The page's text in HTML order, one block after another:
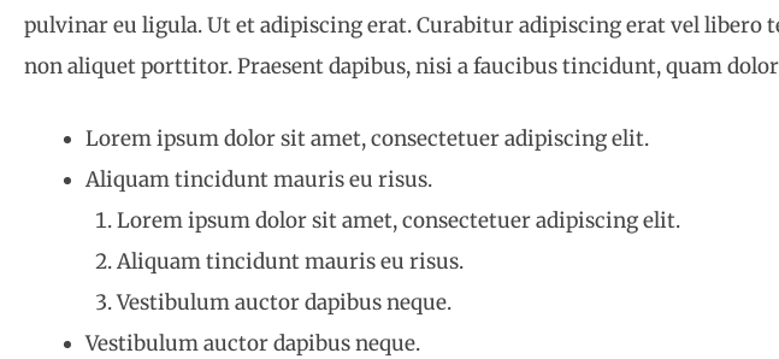
pulvinar eu ligula. Ut et adipiscing erat. Curabitur adipiscing erat vel
non aliquet porttitor. Praesent dapibus, nisi a faucibus tincidunt, quam
Lorem ipsum dolor sit amet, consectetuer adipiscing elit.
Aliquam tincidunt mauris eu risus.
Lorem ipsum dolor sit amet, consectetuer adipiscing elit.
Aliquam tincidunt mauris eu risus.
Vestibulum auctor dapibus neque.
Vestibulum auctor dapibus neque.